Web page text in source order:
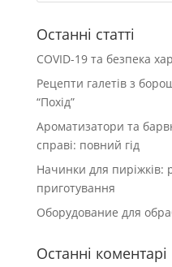
Останні статті
COVID-19 та безпека
Рецепти галетів з
“Похід”
Ароматизатори та
справі: повний гід
Начинки для пиріжків:
приготування
Оборудование для
Останні коментарі